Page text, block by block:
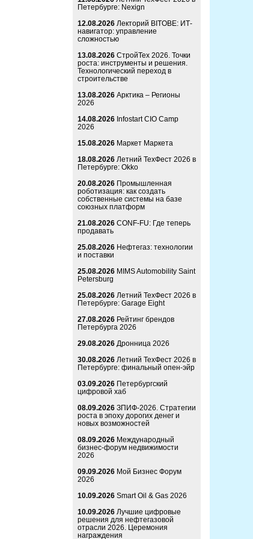
Петербурге: Nexign
12.08.2026 Лекторий BITOBE: ИТ-
навигатор: управление
сложностью
13.08.2026 СтройТех 2026. Точки
роста: инструменты и решения.
Технологический переход в
строительстве
13.08.2026 Арктика – Регионы
2026
14.08.2026 Infostart CIO Camp
2026
15.08.2026 Маркет Маркета
18.08.2026 Летний ТехФест 2026 в
Петербурге: Okko
20.08.2026 Промышленная
роботизация: как создать
собственные системы на базе
союзных платформ
21.08.2026 CONF-FU: Где теперь
продавать
25.08.2026 Нефтегаз: технологии
и поставки
25.08.2026 MIMS Automobility Saint
Petersburg
25.08.2026 Летний ТехФест 2026 в
Петербурге: Garage Eight
27.08.2026 Рейтинг брендов
Петербурга 2026
29.08.2026 Дронница 2026
30.08.2026 Летний ТехФест 2026 в
Петербурге: финальный опен-эйр
03.09.2026 Петербургский
цифровой хаб
08.09.2026 ЗПИФ-2026. Стратегии
роста в эпоху дорогих денег и
новых возможностей
08.09.2026 Международный
бизнес-форум недвижимости
2026
09.09.2026 Мой Бизнес Форум
2026
10.09.2026 Smart Oil & Gas 2026
10.09.2026 Лучшие цифровые
решения для нефтегазовой
отрасли 2026. Церемония
награждения